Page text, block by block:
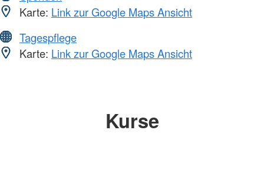
Karte: Link zur Google Maps Ansicht
Tagespflege
Karte: Link zur Google Maps Ansicht
Kurse